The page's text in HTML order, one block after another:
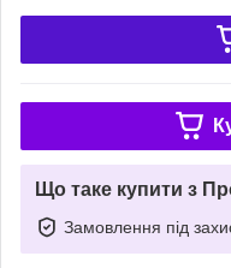
Що таке купити з
Замовлення під